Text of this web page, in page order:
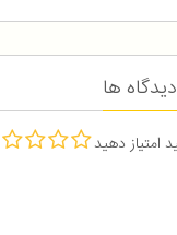
ها
امتیاز دهید